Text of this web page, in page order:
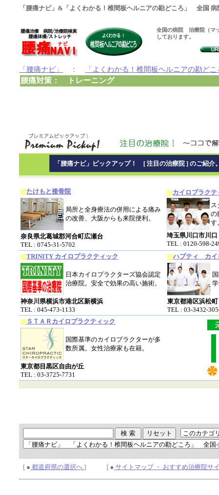
「腰痛ナビ」&「よくわかる！椎間板ヘルニアの勘どころ」 全国 病
全国の病院 治療院（マ
しております。
「腰痛ナビ」 ： 「よくわかる！椎間板ヘルニアの勘どこ
腰痛対策： トレーニング
「腰痛ナビ」ピックアップ！ [ 注目の治療院 ] のご紹介
たけもと接骨院
局所と全身療法の併用による痛み
の改善、大阪からも来院便利。
奈良県北葛城郡河合町広瀬台
TEL : 0745-31-5702
カイロプラク
ス
の
す
埼玉県川口市川口
TEL : 0120-598-
TRINITY カイロプラクティック
日本カイロプラクターズ協会認定
治療院。安全で効果の高い施術。
神奈川県横浜市港北区新横浜
TEL : 045-473-1133
ハプティ カイ
東京都港区浜松町
TEL : 03-3432-
ＳＴＡＲカイロプラクティック
国際基準のカイロプラクターが多
数所属。女性治療家も在籍。
東京都目黒区自由が丘
TEL : 03-3725-7731
[ ● 都道府県の選択へ] [ ● サイトマップ ・ おすすめ治療院サ